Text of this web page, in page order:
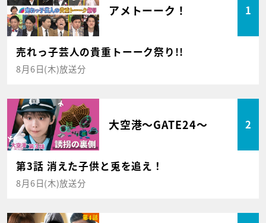
アメトーーク！ 1
売れっ子芸人の貴重トーーク祭り!!
8月6日(木)放送分
大空港～GATE24～ 2
第3話 消えた子供と兎を追え！
8月6日(木)放送分